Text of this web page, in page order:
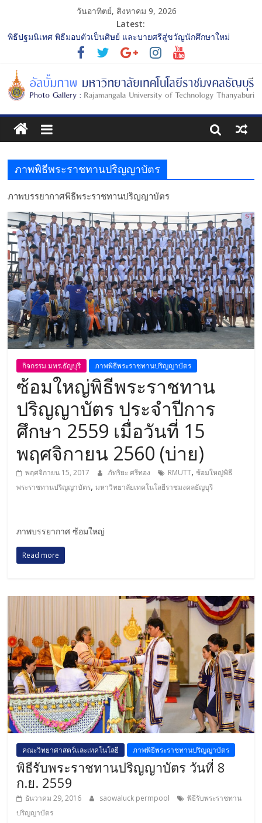
วันอาทิตย์, สิงหาคม 9, 2026
Latest:
พิธีปฐมนิเทศ พิธีมอบตัวเป็นศิษย์ และบายศรีสู่ขวัญนักศึกษาใหม่
ประจำปีการศึกษา 2568 รุ่นที่ 2
การประกวดทูตกิจกรรม ประจำปีการศึกษา 2568 “RMUTT Freshy
2025 Time to Nine-T”
โครงการแลกเปลี่ยนเรียนรู้บทบาทของกรรมการสภามหาวิทยาลัย
เทคโนโลยีราชมงคลธัญบุรี
รับน้องเข้าคณะศิลปกรรมศาสตร์ “โยนลูกรักษ์”
พิธีปฐมนิเทศ พิธีมอบตัวเป็นศิษย์ และบายศรีสู่ขวัญนักศึกษาใหม่
ประจำปีการศึกษา 2568 รุ่นที่ 3
ภาพพิธีพระราชทานปริญญาบัตร
ภาพบรรยากาศพิธีพระราชทานปริญญาบัตร
กิจกรรม มทร.ธัญบุรี ภาพพิธีพระราชทานปริญญาบัตร
ซ้อมใหญ่พิธีพระราชทาน
ปริญญาบัตร ประจำปีการ
ศึกษา 2559 เมื่อวันที่ 15
พฤศจิกายน 2560 (บ่าย)
พฤศจิกายน 15, 2017 ภัทริยะ ศรีทอง RMUTT,ซ้อมใหญ่พิธี
พระราชทานปริญญาบัตร,มหาวิทยาลัยเทคโนโลยีราชมงคลธัญบุรี
ภาพบรรยากาศ ซ้อมใหญ่
Read more
คณะวิทยาศาสตร์และเทคโนโลยี ภาพพิธีพระราชทานปริญญาบัตร
พิธีรับพระราชทานปริญญาบัตร วันที่ 8
ก.ย. 2559
ธันวาคม 29, 2016 saowaluck permpool
พิธีรับพระราชทาน
ปริญญาบัตร